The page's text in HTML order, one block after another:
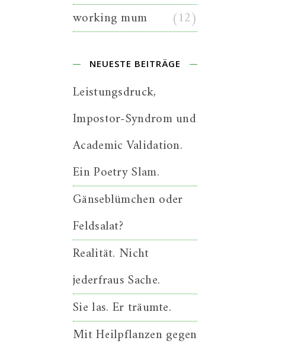
working mum
(12)
NEUESTE BEITRÄGE
Leistungsdruck,
Impostor-Syndrom und
Academic Validation.
Ein Poetry Slam.
Gänseblümchen oder
Feldsalat?
Realität. Nicht
jederfraus Sache.
Sie las. Er träumte.
Mit Heilpflanzen gegen